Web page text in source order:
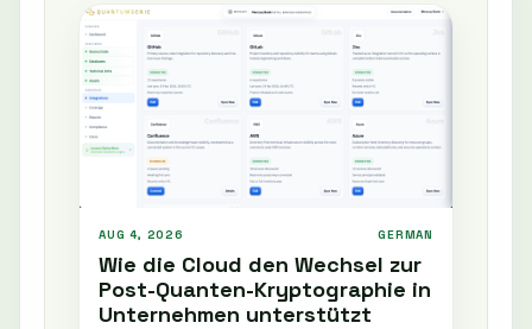
AUG 4, 2026 GERMAN
Wie die Cloud den Wechsel zur
Post-Quanten-Kryptographie in
Unternehmen unterstützt